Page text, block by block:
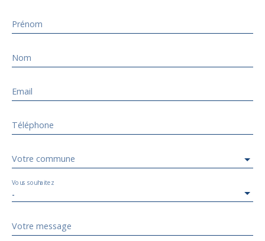
Prénom
Nom
Email
Téléphone
Votre commune
-
Vous souhaitez
Votre message